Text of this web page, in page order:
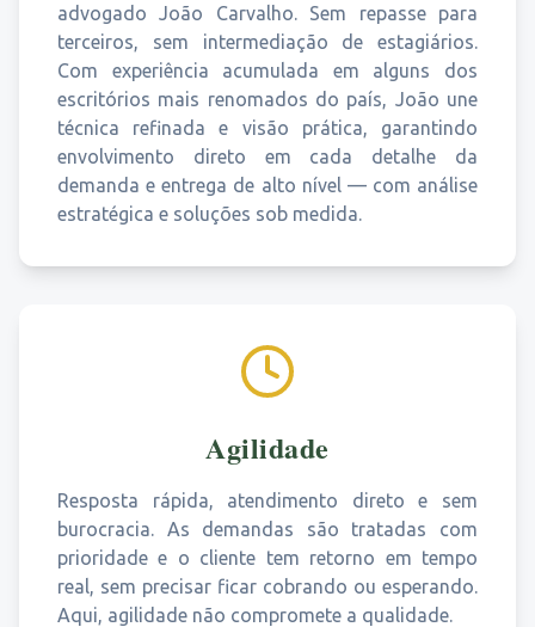
advogado João Carvalho. Sem repasse para
terceiros, sem intermediação de estagiários.
Com experiência acumulada em alguns dos
escritórios mais renomados do país, João une
técnica refinada e visão prática, garantindo
envolvimento direto em cada detalhe da
demanda e entrega de alto nível — com análise
estratégica e soluções sob medida.
Agilidade
Resposta rápida, atendimento direto e sem
burocracia. As demandas são tratadas com
prioridade e o cliente tem retorno em tempo
real, sem precisar ficar cobrando ou esperando.
Aqui, agilidade não compromete a qualidade.